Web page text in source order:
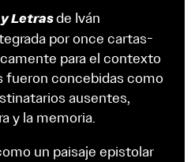
Letrasde Iván
por once cartas-
para el contexto
fueron concebidas como
ausentes,
y la memoria.
un paisaje epistolar